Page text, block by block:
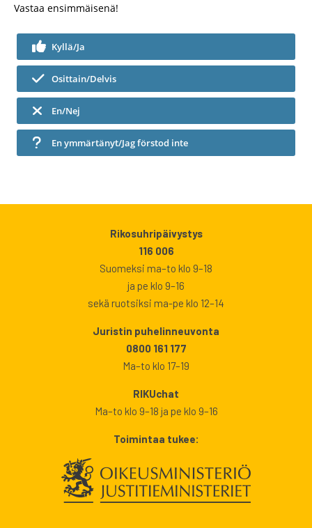
Vastaa ensimmäisenä!
Kyllä/Ja
Osittain/Delvis
En/Nej
En ymmärtänyt/Jag förstod inte
Rikosuhripäivystys
116 006
Suomeksi ma–to klo 9–18
ja pe klo 9–16
sekä ruotsiksi ma-pe klo 12–14
Juristin puhelinneuvonta
0800 161 177
Ma–to klo 17–19
RIKUchat
Ma–to klo 9–18 ja pe klo 9–16
Toimintaa tukee: